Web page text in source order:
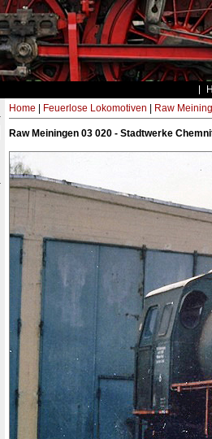
Home Feuerlose Lokomotiven Raw
Raw Meiningen 03 020 - Stadtwerke